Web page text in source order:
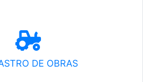
DE OBRAS